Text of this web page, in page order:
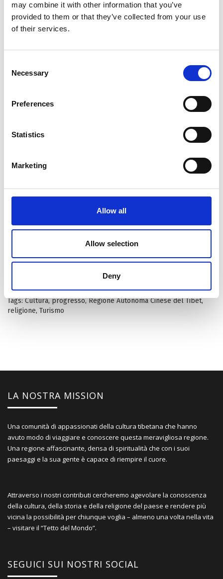
may combine it with other information that you’ve
provided to them or that they’ve collected from your use
of their services.
Selection
Necessary
Preferences
Statistics
Marketing
Allow all
Allow selection
Deny
per la cultura etnica tibetana. Gioielli, monili in oro o
argento, nonché gli splendidi e colorati tessuti qui
prodotti, sono fortemente apprezzati.
andata a creare una vera sinergia fra piccoli artigiani
locali e i big-player dell’e-commerce. Quest’ultimi
logistica, che permette di arrivare ad un vasto pubblico
Molteplici i vantaggi. Prima di tutto una nuova forma di
entrata a livello economico per i piccoli produttori locali,
in secondo luogo l’e-commerce promuove anche la
In secondo luogo questo commercio di monili e tessuti
dell’Altopiano, permette anche una veloce diffusione e
trasmissione della cultura tibetana stessa. Incentivando
nuova sorgente cui attingere nuova linfa ed energia.
Non sempre la tecnologia è un nemico!
Tags:Cultura,progresso,Regione Autonoma Cinese del Tibet,
religione, Turismo
LA NOSTRA MISSION
Una comunità di appassionati della cultura tibetana che hanno
avuto modo di viaggiare e conoscere questa meravigliosa regione.
Una regione affascinante, densa di spiritualità che con i suoi
paesaggi e la sua gente è capace di riempire il cuore.
Attraverso i nostri contributi cercheremo agevolare la conoscenza
della cultura, della storia e della religione del paese e rendere più
vicina la possibilità per chiunque voglia – almeno una volta nella vita
– visitare il “Tetto del Mondo”.
SEGUICI SUI NOSTRI SOCIAL